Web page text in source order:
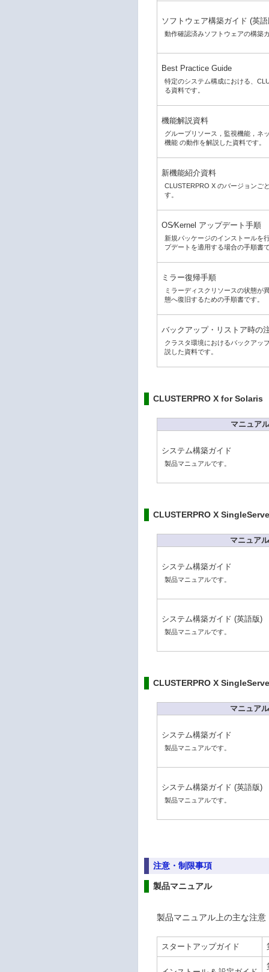
ソフトウェア構築ガイド (英
動作確認済みソフトウェアの構築
Best Practice Guide
特定のシステム構成における、
る資料です。
機能解説資料
グループリソース，監視機能，ネ
機能 の動作を解説した資料です。
新機能紹介資料
CLUSTERPRO X のバージョンご
す。
OS⁄Kernel アップデート手順
新規パッケージのインストールを
プデートを適用する場合の手順書
ミラー復帰手順
ミラーディスクリソースの状態が
態へ復旧するための手順書です。
バックアップ・リストア時の
クラスタ環境におけるバックアッ
説した資料です。
CLUSTERPRO X for Solaris
マニュア
システム構築ガイド
製品マニュアルです。
CLUSTERPRO X
マニュア
システム構築ガイド
製品マニュアルです。
システム構築ガイド (英語版)
製品マニュアルです。
CLUSTERPRO X
マニュア
システム構築ガイド
製品マニュアルです。
システム構築ガイド (英語版)
製品マニュアルです。
注意・制限事項
製品マニュアル
製品マニュアル上の主な注
スタートアップガイド